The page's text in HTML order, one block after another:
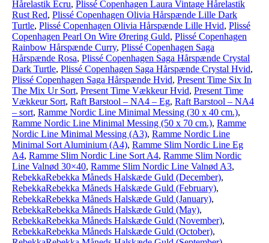
Hårelastik Ecru, Plissé Copenhagen Laura Vintage Hårelastik
Rust Red, Plissé Copenhagen Olivia Hårspænde Lille Dark
Turtle, Plissé Copenhagen Olivia Hårspænde Lille Hvid, Plissé
Copenhagen Pearl On Wire Ørering Guld, Plissé Copenhagen
Rainbow Hårspænde Curry, Plissé Copenhagen Saga
Hårspænde Rosa, Plissé Copenhagen Saga Hårspænde Crystal
Dark Turtle, Plissé Copenhagen Saga Hårspænde Crystal Hvid,
Plissé Copenhagen Saga Hårspænde Hvid, Present Time Six In
The Mix Ur Sort, Present Time Vækkeur Hvid, Present Time
Vækkeur Sort, Raft Barstool – NA4 – Eg, Raft Barstool – NA4
– sort, Ramme Nordic Line Minimal Messing (30 x 40 cm.),
Ramme Nordic Line Minimal Messing (50 x 70 cm.), Ramme
Nordic Line Minimal Messing (A3), Ramme Nordic Line
Minimal Sort Aluminium (A4), Ramme Slim Nordic Line Eg
A4, Ramme Slim Nordic Line Sort A4, Ramme Slim Nordic
Line Valnød 30×40, Ramme Slim Nordic Line Valnød A3,
RebekkaRebekka Måneds Halskæde Guld (December),
RebekkaRebekka Måneds Halskæde Guld (February),
RebekkaRebekka Måneds Halskæde Guld (January),
RebekkaRebekka Måneds Halskæde Guld (May),
RebekkaRebekka Måneds Halskæde Guld (November),
RebekkaRebekka Måneds Halskæde Guld (October),